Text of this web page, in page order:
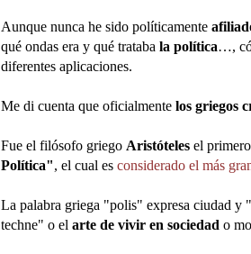
Aunque nunca he sido políticamente
qué ondas era y qué trataba la política…,
diferentes aplicaciones.
Me di cuenta que oficialmente los griegos
Fue el filósofo griego Aristóteles el
Política", el cual es considerado el más
La palabra griega "polis" expresa ciudad y
techne" o el arte de vivir en sociedad o